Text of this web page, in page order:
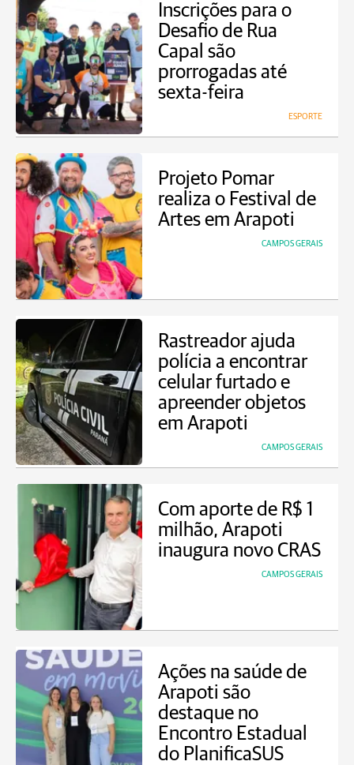
Inscrições para o
Desafio de Rua
Capal são
prorrogadas até
sexta-feira
ESPORTE
Projeto Pomar
realiza o Festival de
Artes em Arapoti
CAMPOS GERAIS
Rastreador ajuda
polícia a encontrar
celular furtado e
apreender objetos
em Arapoti
CAMPOS GERAIS
Com aporte de R$ 1
milhão, Arapoti
inaugura novo CRAS
CAMPOS GERAIS
Ações na saúde de
Arapoti são
destaque no
Encontro Estadual
do PlanificaSUS